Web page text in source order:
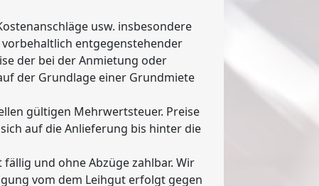
usw. insbesondere
entgegenstehender
der bei der Anmietung oder
der Grundlage einer Grundmiete
gültigen Mehrwertsteuer. Preise
auf die Anlieferung bis hinter die
und ohne Abzüge zahlbar. Wir
vom dem Leihgut erfolgt gegen